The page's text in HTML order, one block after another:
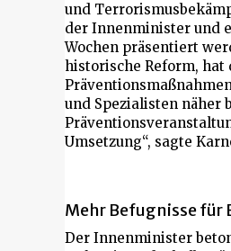
und
der Innenminister und
Wochen präsentiert
historische Reform,
und Spezialisten näher
Umsetzung“, sagte
Mehr Befugnisse für
Der Innenminister